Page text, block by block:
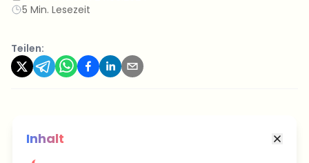
5 Min. Lesezeit
Teilen:
Inhalt